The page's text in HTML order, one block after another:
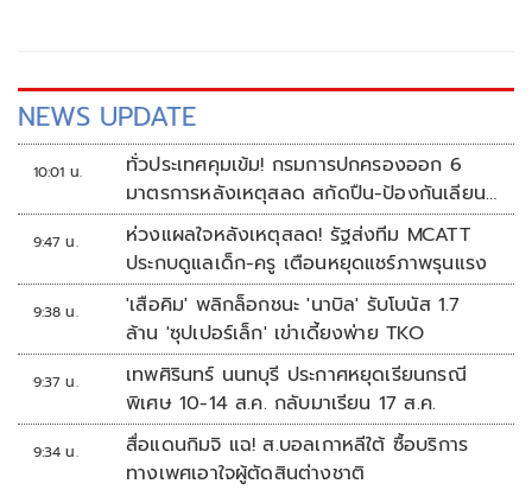
NEWS UPDATE
10:01 น.
ทั่วประเทศคุมเข้ม! กรมการปกครองออก 6
มาตรการหลังเหตุสลด สกัดปืน-ป้องกันเลียน
แบบ
9:47 น.
ห่วงแผลใจหลังเหตุสลด! รัฐส่งทีม MCATT
ประกบดูแลเด็ก-ครู เตือนหยุดแชร์ภาพรุนแรง
9:38 น.
'เสือคิม' พลิกล็อกชนะ 'นาบิล' รับโบนัส 1.7
ล้าน 'ซุปเปอร์เล็ก' เข่าเดี้ยงพ่าย TKO
9:37 น.
เทพศิรินทร์ นนทบุรี ประกาศหยุดเรียนกรณี
พิเศษ 10-14 ส.ค. กลับมาเรียน 17 ส.ค.
9:34 น.
สื่อแดนกิมจิ แฉ! ส.บอลเกาหลีใต้ ซื้อบริการ
ทางเพศเอาใจผู้ตัดสินต่างชาติ